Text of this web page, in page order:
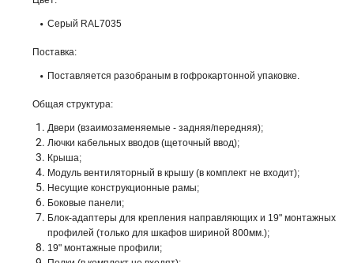
Серый RAL7035
Поставка:
Поставляется разобраным в гофрокартонной упаковке.
Общая структура:
Двери (взаимозаменяемые - задняя/передняя);
Лючки кабельных вводов (щеточный ввод);
Крыша;
Модуль вентиляторный в крышу (в комплект не входит);
Несущие конструкционные рамы;
Боковые панели;
Блок-адаптеры для крепления направляющих и 19" монтажных
профилей (только для шкафов шириной 800мм.);
19" монтажные профили;